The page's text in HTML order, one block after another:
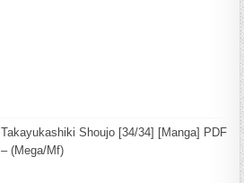
Takayukashiki Shoujo [34/34] [Manga] PDF
– (Mega/Mf)